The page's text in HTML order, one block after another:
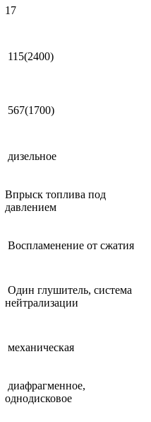
17
115(2400)
567(1700)
дизельное
Впрыск топлива под
давлением
Воспламенение от сжатия
Один глушитель, система
нейтрализации
механическая
диафрагменное,
однодисковое